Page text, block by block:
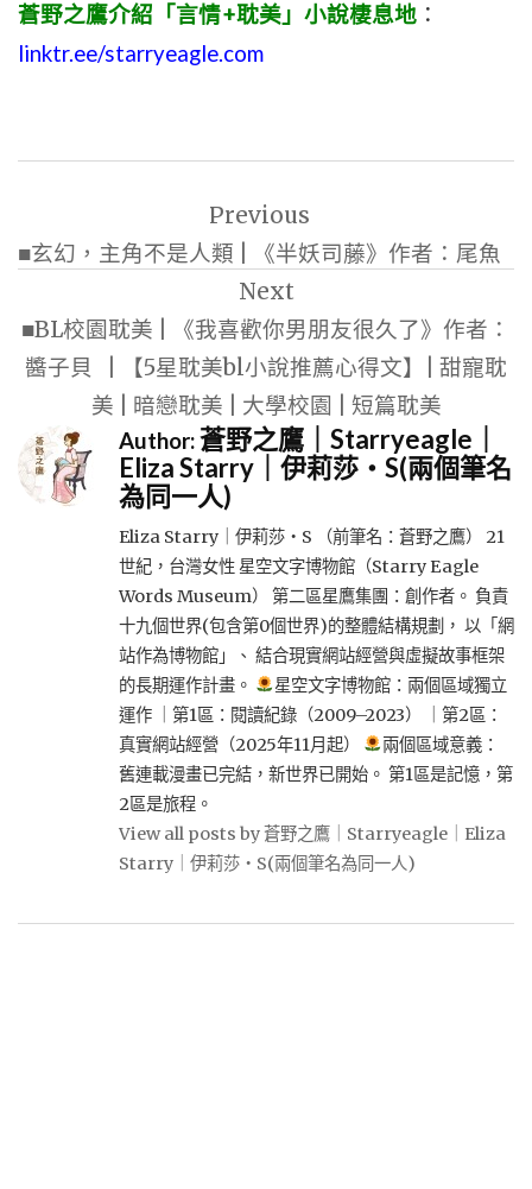
蒼野之鷹介紹「言情+耽美」小說棲息地 ：
linktr.ee/starryeagle.com
導
覽
Previous
■玄幻，主角不是人類 | 《半妖司藤》作者：尾魚
Next
■BL校園耽美 | 《我喜歡你男朋友很久了》作者：
醬子貝 | 【5星耽美bl小說推薦心得文】| 甜寵耽
美 | 暗戀耽美 | 大學校園 | 短篇耽美
Author:蒼野之鷹｜Starryeagle｜
Eliza Starry｜伊莉莎・S(兩個筆名
為同一人)
Eliza Starry｜伊莉莎・S （前筆名：蒼野之鷹） 21
世紀，台灣女性 星空文字博物館（Starry Eagle
Words Museum） 第二區星鷹集團：創作者。 負責
十九個世界(包含第0個世界)的整體結構規劃， 以「網
站作為博物館」、 結合現實網站經營與虛擬故事框架
的長期運作計畫。
星空文字博物館：兩個區域獨立
運作 ｜第1區：閱讀紀錄（2009–2023） ｜第2區：
真實網站經營（2025年11月起）
兩個區域意義：
舊連載漫畫已完結，新世界已開始。 第1區是記憶，第
2區是旅程。
View all posts by 蒼野之鷹｜Starryeagle｜Eliza
Starry｜伊莉莎・S(兩個筆名為同一人)